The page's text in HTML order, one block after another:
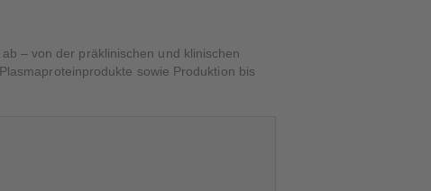
– von der präklinischen und klinischen
sowie Produktion bis